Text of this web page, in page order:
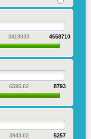
3419033 4558710
6595.02 8793
3943.02 5257